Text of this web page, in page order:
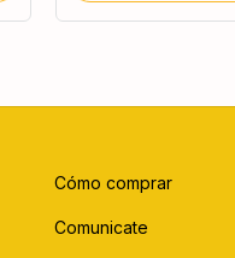
Cómo comprar
Comunicate